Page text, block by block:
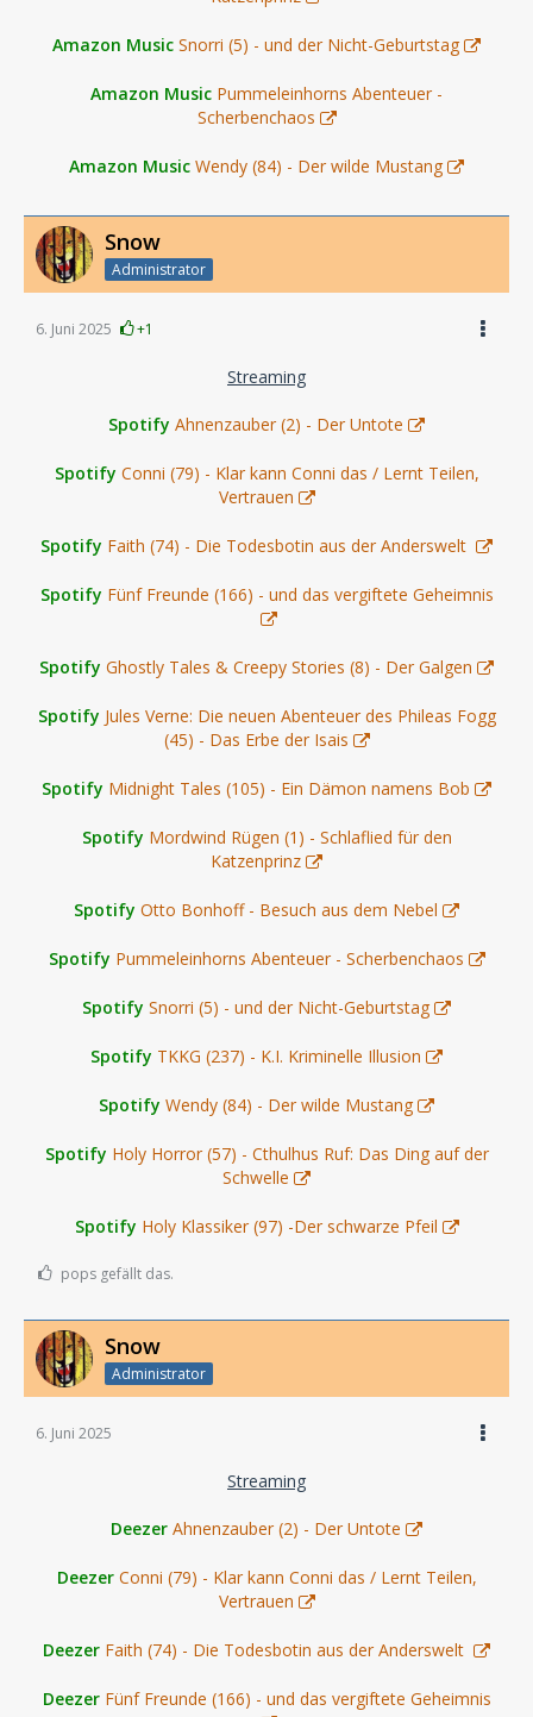
Amazon Music Snorri (5) - und der Nicht-Geburtstag
Amazon Music Pummeleinhorns Abenteuer -
Scherbenchaos
Amazon Music Wendy (84) - Der wilde Mustang
Snow
Administrator
6. Juni 2025 +1
Streaming
Spotify Ahnenzauber (2) - Der Untote
Spotify Conni (79) - Klar kann Conni das / Lernt Teilen,
Vertrauen
Spotify Faith (74) - Die Todesbotin aus der Anderswelt
Spotify Fünf Freunde (166) - und das vergiftete Geheimnis
Spotify Ghostly Tales & Creepy Stories (8) - Der Galgen
Spotify Jules Verne: Die neuen Abenteuer des Phileas Fogg
(45) - Das Erbe der Isais
Spotify Midnight Tales (105) - Ein Dämon namens Bob
Spotify Mordwind Rügen (1) - Schlaflied für den
Katzenprinz
Spotify Otto Bonhoff - Besuch aus dem Nebel
Spotify Pummeleinhorns Abenteuer - Scherbenchaos
Spotify Snorri (5) - und der Nicht-Geburtstag
Spotify TKKG (237) - K.I. Kriminelle Illusion
Spotify Wendy (84) - Der wilde Mustang
Spotify Holy Horror (57) - Cthulhus Ruf: Das Ding auf der
Schwelle
Spotify Holy Klassiker (97) -Der schwarze Pfeil
pops gefällt das.
Snow
Administrator
6. Juni 2025
Streaming
Deezer Ahnenzauber (2) - Der Untote
Deezer Conni (79) - Klar kann Conni das / Lernt Teilen,
Vertrauen
Deezer Faith (74) - Die Todesbotin aus der Anderswelt
Deezer Fünf Freunde (166) - und das vergiftete Geheimnis